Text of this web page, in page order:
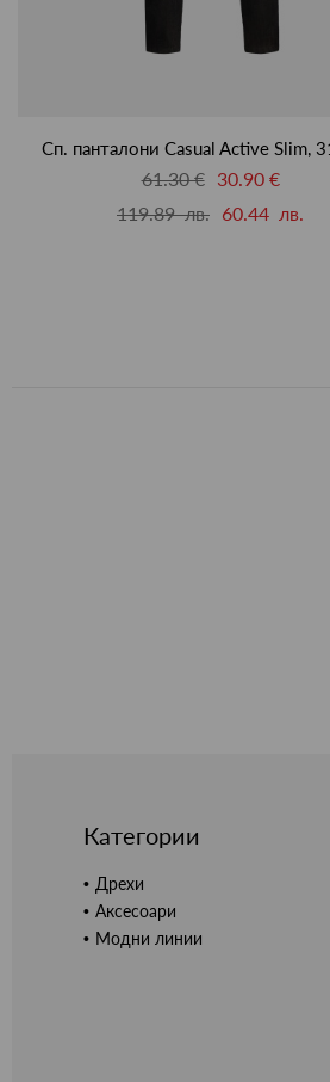
Сп. панталони Casual Active Slim,
61.30 €
30.90 €
119.89 лв. 60.44 лв.
Категории
Дрехи
Аксесоари
Модни линии